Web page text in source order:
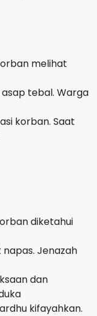
melihat
tebal. Warga
korban. Saat
diketahui
Jenazah
dan
kifayahkan.